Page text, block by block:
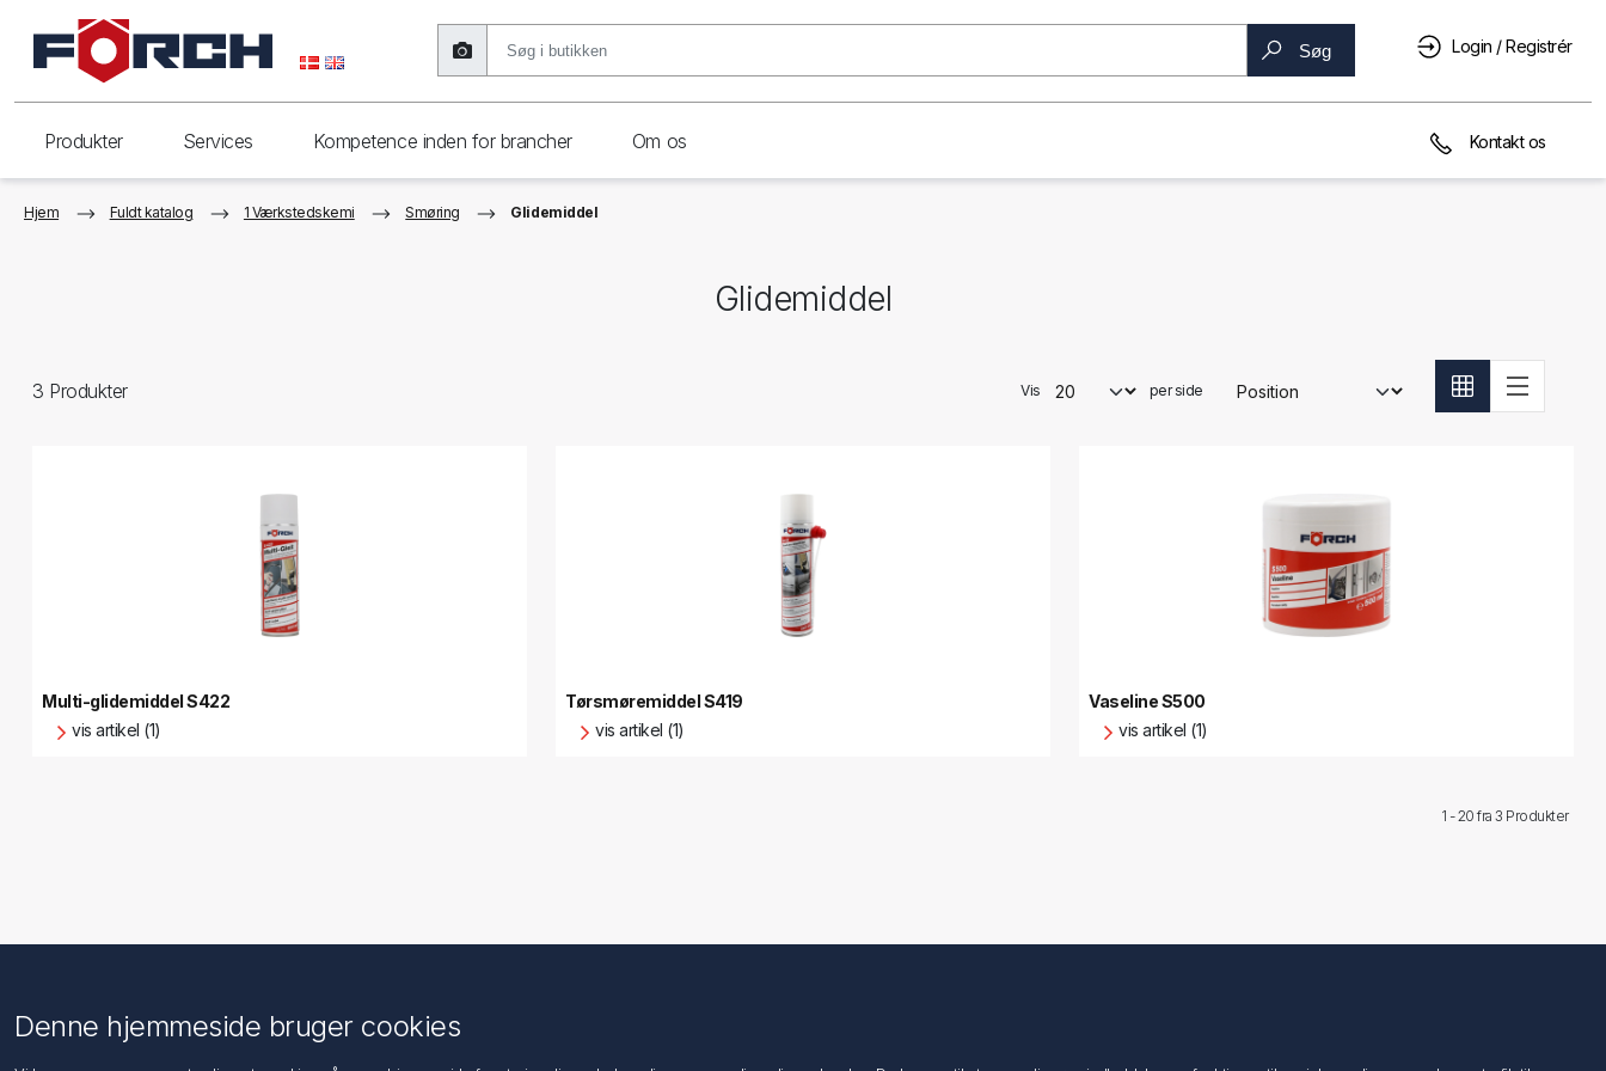
Søg Login / Registrér
Produkter Services Kompetence inden for brancher Om os Kontakt os
Hjem Fuldt katalog 1 Værkstedskemi Smøring Glidemiddel
Glidemiddel
3 Produkter Vis per side
Multi-glidemiddel S422
vis artikel (1)
Tørsmøremiddel S419
vis artikel (1)
Vaseline S500
vis artikel (1)
1 - 20 fra3 Produkter
Information Kundeservice
Denne hjemmeside bruger cookies